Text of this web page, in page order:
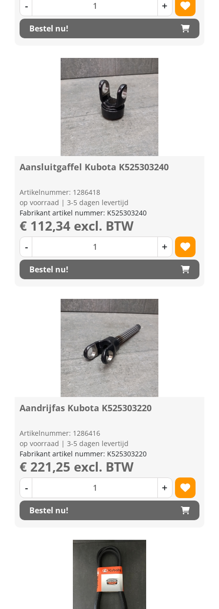
- +
Bestel nu!
Aansluitgaffel Kubota K525303240
Artikelnummer: 1286418
op voorraad | 3-5 dagen levertijd
Fabrikant artikel nummer: K525303240
€ 112,34 excl. BTW
- +
Bestel nu!
Aandrijfas Kubota K525303220
Artikelnummer: 1286416
op voorraad | 3-5 dagen levertijd
Fabrikant artikel nummer: K525303220
€ 221,25 excl. BTW
- +
Bestel nu!